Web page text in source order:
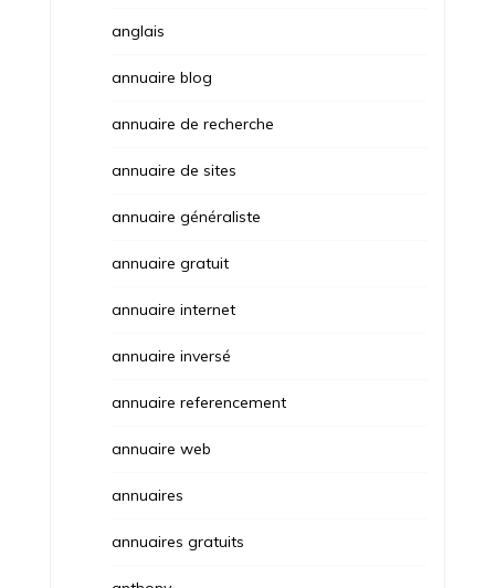
anglais
annuaire blog
annuaire de recherche
annuaire de sites
annuaire généraliste
annuaire gratuit
annuaire internet
annuaire inversé
annuaire referencement
annuaire web
annuaires
annuaires gratuits